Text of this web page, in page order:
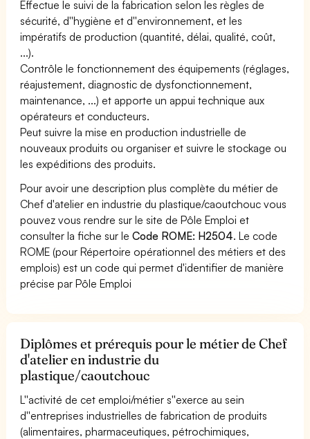
Effectue le suivi de la fabrication selon les règles de
sécurité, d''hygiène et d''environnement, et les
impératifs de production (quantité, délai, qualité, coût,
...).
Contrôle le fonctionnement des équipements (réglages,
réajustement, diagnostic de dysfonctionnement,
maintenance, ...) et apporte un appui technique aux
opérateurs et conducteurs.
Peut suivre la mise en production industrielle de
nouveaux produits ou organiser et suivre le stockage ou
les expéditions des produits.
Pour avoir une description plus complète du métier de
Chef d'atelier en industrie du plastique/caoutchouc vous
pouvez vous rendre sur le site de Pôle Emploi et
consulter la fiche sur leCode ROME: H2504. Le code
ROME (pour Répertoire opérationnel des métiers et des
emplois) est un code qui permet d'identifier de manière
précise par Pôle Emploi
Diplômes et prérequis pour le métier de Chef
d'atelier en industrie du
plastique/caoutchouc
L''activité de cet emploi/métier s''exerce au sein
d''entreprises industrielles de fabrication de produits
(alimentaires, pharmaceutiques, pétrochimiques,